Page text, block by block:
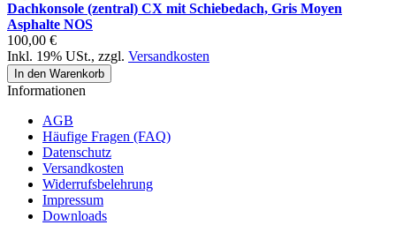
Dachkonsole (zentral) CX mit Schiebedach, Gris Moyen
Asphalte NOS
100,00 €
Inkl. 19% USt., zzgl. Versandkosten
In den Warenkorb
Informationen
AGB
Häufige Fragen (FAQ)
Datenschutz
Versandkosten
Widerrufsbelehrung
Impressum
Downloads